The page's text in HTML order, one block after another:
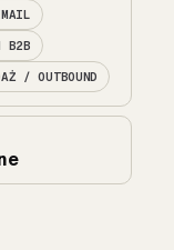
B2B
/ OUTBOUND